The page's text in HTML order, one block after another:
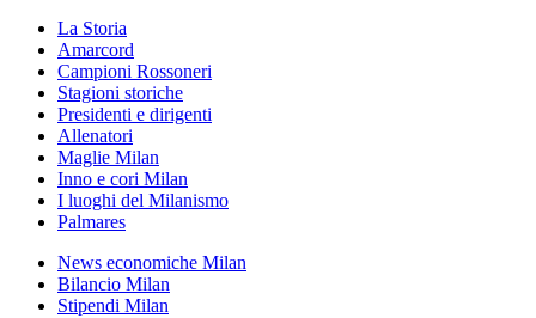
La Storia
Amarcord
Campioni Rossoneri
Stagioni storiche
Presidenti e dirigenti
Allenatori
Maglie Milan
Inno e cori Milan
I luoghi del Milanismo
Palmares
News economiche Milan
Bilancio Milan
Stipendi Milan